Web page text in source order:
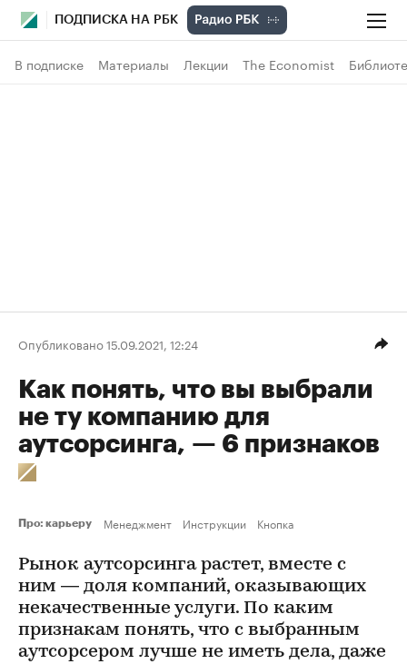
ПОДПИСКА НА РБК
В подписке Материалы Лекции The Economist
Опубликовано 15.09.2021, 12:24
Как понять, что вы выбрали
не ту компанию для
аутсорсинга, — 6 признаков
Про: карьеру Менеджмент Инструкции Кнопка
Рынок аутсорсинга растет, вместе с
ним — доля компаний, оказывающих
некачественные услуги. По каким
признакам понять, что с выбранным
аутсорсером лучше не иметь дела, даже